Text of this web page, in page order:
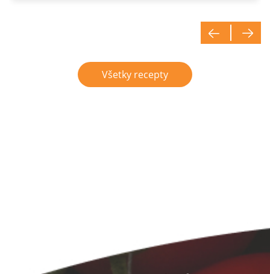
Všetky recepty